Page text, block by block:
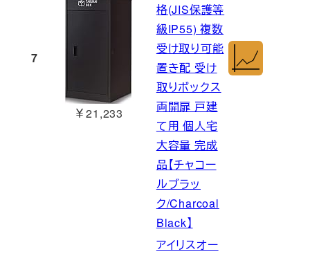
7
￥21,233
格(JIS保護等
級IP55) 複数
受け取り可能
置き配 受け
取りボックス
両開扉 戸建
て用 個人宅
大容量 完成
品【チャコー
ルブラッ
ク/Charcoal
Black】
アイリスオー